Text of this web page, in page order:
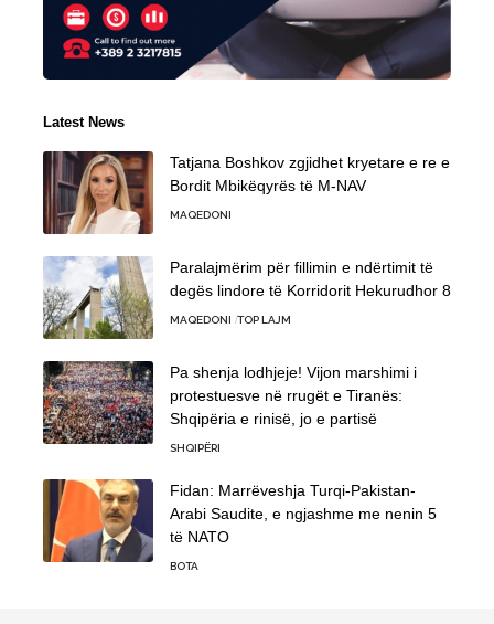
Latest News
Tatjana Boshkov zgjidhet kryetare e re e
Bordit Mbikëqyrës të M-NAV
MAQEDONI
Paralajmërim për fillimin e ndërtimit të
degës lindore të Korridorit Hekurudhor 8
MAQEDONI TOP LAJM
Pa shenja lodhjeje! Vijon marshimi i
protestuesve në rrugët e Tiranës:
Shqipëria e rinisë, jo e partisë
SHQIPËRI
Fidan: Marrëveshja Turqi-Pakistan-
Arabi Saudite, e ngjashme me nenin 5
të NATO
BOTA